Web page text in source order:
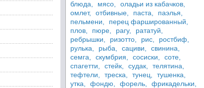
блюда,
мясо,
оладьи из кабачков,
омлет,
отбивные, паста,
паэлья,
пельмени,
перец фаршированный,
плов,
пюре, рагу,
рататуй,
ребрышки,
ризотто, рис,
ростбиф,
рулька,
рыба, сациви,
свинина,
семга,
скумбрия, сосиски,
соте,
спагетти,
стейк, судак,
телятина,
тефтели,
треска, тунец,
тушенка,
утка,
фондю, форель,
фрикадельки,